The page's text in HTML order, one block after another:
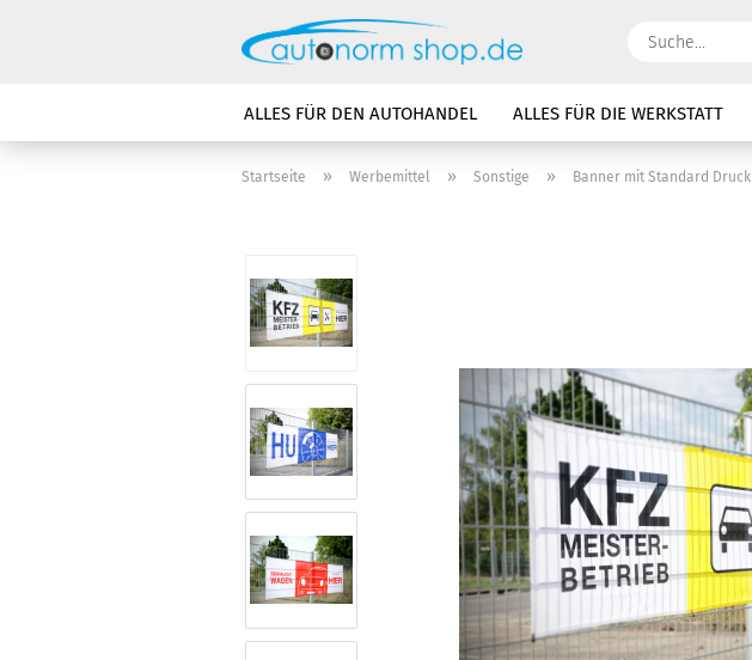
ALLES FÜR DEN AUTOHANDEL ALLES FÜR DIE WERKSTATT
Startseite » Werbemittel » Sonstige » Banner mit Standard Druck